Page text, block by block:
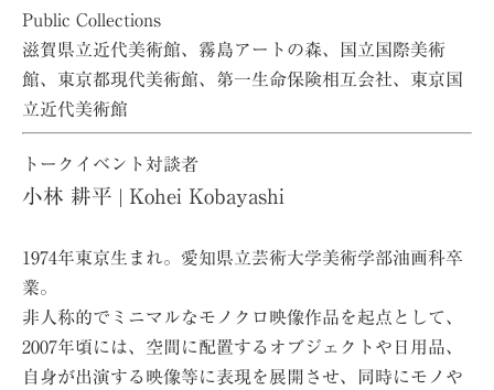
Public Collections
滋賀県立近代美術館、霧島アートの森、国立国際美術
館、東京都現代美術館、第一生命保険相互会社、東京国
立近代美術館
トークイベント対談者
小林 耕平 | Kohei Kobayashi
1974年東京生まれ。愛知県立芸術大学美術学部油画科卒
業。
非人称的でミニマルなモノクロ映像作品を起点として、
2007年頃には、空間に配置するオブジェクトや日用品、
自身が出演する映像等に表現を展開させ、同時にモノや